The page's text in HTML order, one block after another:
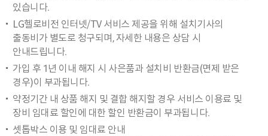
있습니다.
LG헬로비전 인터넷/TV 서비스 제공을 위해 설치기사의
출동비가 별도로 청구되며, 자세한 내용은 상담 시
안내드립니다.
가입 후 1년 이내 해지 시 사은품과 설치비 반환금(면제 받은
경우)이 부과됩니다.
약정기간 내 상품 해지 및 결합 해지할 경우 서비스 이용료 및
장비 임대료 할인에 대한 할인 반환금이 부과됩니다.
셋톱박스 이용 및 임대료 안내